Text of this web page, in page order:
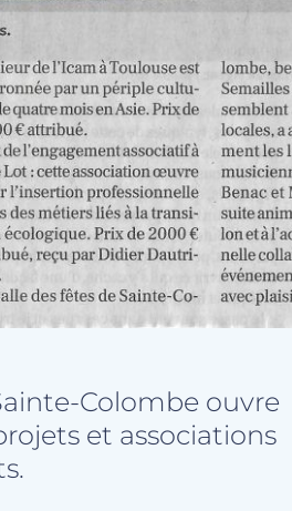
Colombe ouvre
et associations